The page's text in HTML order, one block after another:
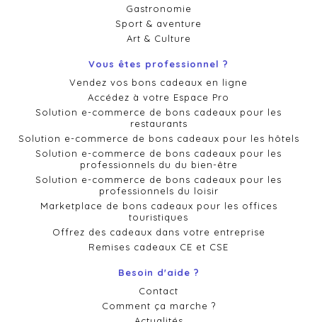
Gastronomie
Sport & aventure
Art & Culture
Vous êtes professionnel ?
Vendez vos bons cadeaux en ligne
Accédez à votre Espace Pro
Solution e-commerce de bons cadeaux pour les
restaurants
Solution e-commerce de bons cadeaux pour les hôtels
Solution e-commerce de bons cadeaux pour les
professionnels du du bien-être
Solution e-commerce de bons cadeaux pour les
professionnels du loisir
Marketplace de bons cadeaux pour les offices
touristiques
Offrez des cadeaux dans votre entreprise
Remises cadeaux CE et CSE
Besoin d'aide ?
Contact
Comment ça marche ?